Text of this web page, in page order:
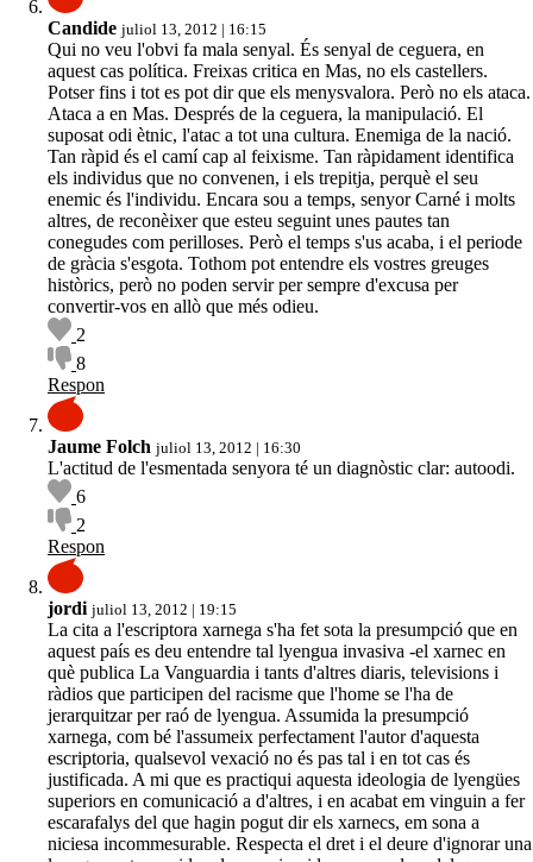
Candide juliol 13, 2012 | 16:15
Qui no veu l'obvi fa mala senyal. És senyal de ceguera, en
aquest cas política. Freixas critica en Mas, no els castellers.
Potser fins i tot es pot dir que els menysvalora. Però no els ataca.
Ataca a en Mas. Després de la ceguera, la manipulació. El
suposat odi ètnic, l'atac a tot una cultura. Enemiga de la nació.
Tan ràpid és el camí cap al feixisme. Tan ràpidament identifica
els individus que no convenen, i els trepitja, perquè el seu
enemic és l'individu. Encara sou a temps, senyor Carné i molts
altres, de reconèixer que esteu seguint unes pautes tan
conegudes com perilloses. Però el temps s'us acaba, i el periode
de gràcia s'esgota. Tothom pot entendre els vostres greuges
històrics, però no poden servir per sempre d'excusa per
convertir-vos en allò que més odieu.
2
8
Respon
Jaume Folch juliol 13, 2012 | 16:30
L'actitud de l'esmentada senyora té un diagnòstic clar: autoodi.
6
2
Respon
jordi juliol 13, 2012 | 19:15
La cita a l'escriptora xarnega s'ha fet sota la presumpció que en
aquest país es deu entendre tal lyengua invasiva -el xarnec en
què publica La Vanguardia i tants d'altres diaris, televisions i
ràdios que participen del racisme que l'home se l'ha de
jerarquitzar per raó de lyengua. Assumida la presumpció
xarnega, com bé l'assumeix perfectament l'autor d'aquesta
escriptoria, qualsevol vexació no és pas tal i en tot cas és
justificada. A mi que es practiqui aquesta ideologia de lyengües
superiors en comunicació a d'altres, i en acabat em vinguin a fer
escarafalys del que hagin pogut dir els xarnecs, em sona a
niciesa incommesurable. Respecta el dret i el deure d'ignorar una